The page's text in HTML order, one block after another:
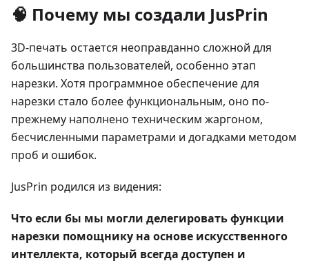
🧠 Почему мы создали JusPrin
3D-печать остается неоправданно сложной для
большинства пользователей, особенно этап
нарезки. Хотя программное обеспечение для
нарезки стало более функциональным, оно по-
прежнему наполнено техническим жаргоном,
бесчисленными параметрами и догадками методом
проб и ошибок.
JusPrin родился из видения:
Что если бы мы могли делегировать функции
нарезки помощнику на основе искусственного
интеллекта, который всегда доступен и